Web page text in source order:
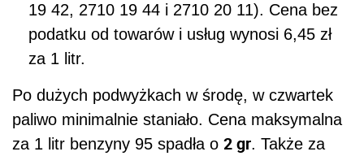
19 42, 2710 19 44 i 2710 20 11). Cena bez
podatku od towarów i usług wynosi 6,45 zł
za 1 litr.
Po dużych podwyżkach w środę, w czwartek
paliwo minimalnie staniało. Cena maksymalna
za 1 litr benzyny 95 spadła o 2 gr. Także za